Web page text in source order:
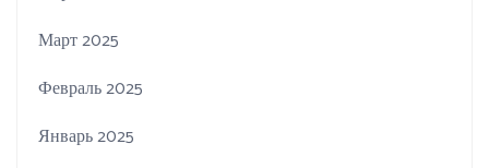
Март 2025
Февраль 2025
Январь 2025